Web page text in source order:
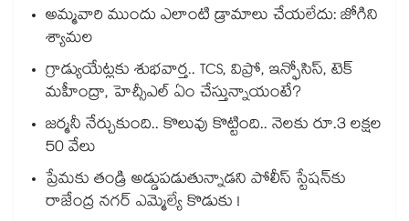
అమ్మవారి ముందు ఎలాంటి డ్రామాలు చేయలేదు: జోగిని
శ్యామల
గ్రాడ్యుయేట్లకు శుభవార్త.. TCS, విప్రో, ఇన్ఫోసిస్, టెక్
మహీంద్రా, హెచ్సీఎల్ ఏం చేస్తున్నాయంటే?
జర్మనీ నేర్చుకుంది.. కొలువు కొట్టింది.. నెలకు రూ.3 లక్షల
50 వేలు
ప్రేమకు తండ్రి అడ్డుపడుతున్నాడని పోలీస్ స్టేషన్⁪కు
రాజేంద్ర నగర్ ఎమ్మెల్యే కొడుకు !